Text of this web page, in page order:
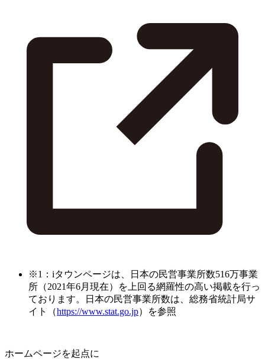
※1：iタウンページは、日本の民営事業所数516万事業
所（2021年6月現在）を上回る網羅性の高い掲載を行っ
ております。日本の民営事業所数は、総務省統計局サ
イト（https://www.stat.go.jp）を参照
ホームページを起点に